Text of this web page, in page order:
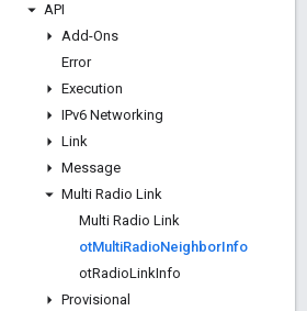
API
Add-Ons
Error
Execution
IPv6 Networking
Link
Message
Multi Radio Link
Multi Radio Link
otMultiRadioNeighborInfo
otRadioLinkInfo
Provisional